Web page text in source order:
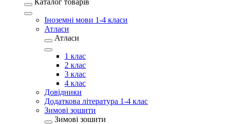
Каталог товарів
Іноземні мови 1-4 класи
Атласи
Атласи
1 клас
2 клас
3 клас
4 клас
Довідники
Додаткова література 1-4 клас
Зимові зошити
Зимові зошити